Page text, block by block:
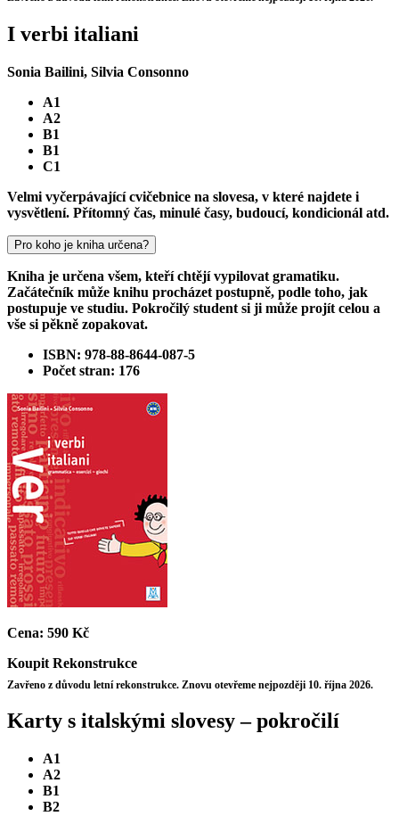
I verbi italiani
Sonia Bailini, Silvia Consonno
A1
A2
B1
B1
C1
Velmi vyčerpávající cvičebnice na slovesa, v které najdete i
vysvětlení. Přítomný čas, minulé časy, budoucí, kondicionál atd.
Pro koho je kniha určena?
Kniha je určena všem, kteří chtějí vypilovat gramatiku.
Začátečník může knihu procházet postupně, podle toho, jak
postupuje ve studiu. Pokročilý student si ji může projít celou a
vše si pěkně zopakovat.
ISBN: 978-88-8644-087-5
Počet stran: 176
Cena: 590 Kč
Koupit Rekonstrukce
Zavřeno z důvodu letní rekonstrukce. Znovu otevřeme nejpozději 10. října 2026.
Karty s italskými slovesy – pokročilí
A1
A2
B1
B2